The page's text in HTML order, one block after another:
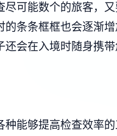
可能数个的旅客，
条条框框也会逐渐
会在入境时随身携
能够提高检查效率